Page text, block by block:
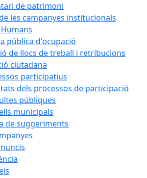
de patrimoni
les campanyes institucionals
pública d'ocupació
de llocs de treball i retribucions
ciutadana
participatius
dels processos de participació
públiques
municipals
de suggeriments